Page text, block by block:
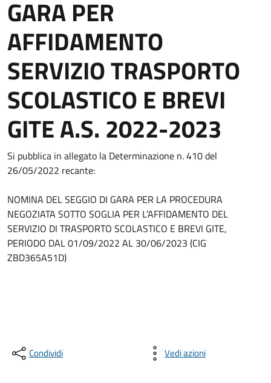
GARA PER
AFFIDAMENTO
SERVIZIO TRASPORTO
SCOLASTICO E BREVI
GITE A.S. 2022-2023
Si pubblica in allegato la Determinazione n. 410 del
26/05/2022 recante:
NOMINA DEL SEGGIO DI GARA PER LA PROCEDURA
NEGOZIATA SOTTO SOGLIA PER L’AFFIDAMENTO DEL
SERVIZIO DI TRASPORTO SCOLASTICO E BREVI GITE,
PERIODO DAL 01/09/2022 AL 30/06/2023 (CIG
ZBD365A51D)
Condividi Vedi azioni